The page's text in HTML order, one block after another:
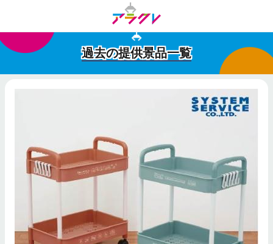
過去の提供景品一覧